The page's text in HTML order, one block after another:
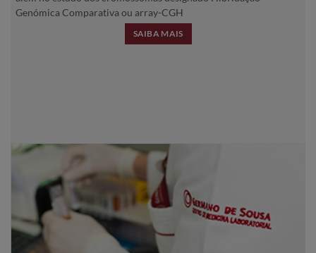
Genómica Comparativa ou array-CGH
SAIBA MAIS